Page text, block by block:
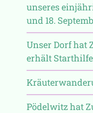
unseres
und 18.
Unser Dorf hat
erhält
Pödelwitz hat